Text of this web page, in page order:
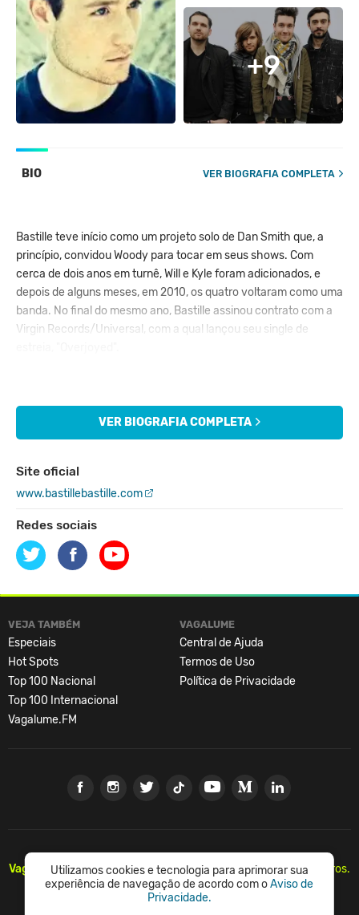
+9
BIO VER BIOGRAFIA COMPLETA
Bastille teve início como um projeto solo de Dan Smith que, a
princípio, convidou Woody para tocar em seus shows. Com
cerca de dois anos em turnê, Will e Kyle foram adicionados, e
depois de alguns meses, em 2010, os quatro voltaram como uma
banda. No final do mesmo ano, Bastille assinou contrato com a
Virgin Records/Universal, com a qual lançou seu single de
aniversário no mesmo dia em que é comemorado o Dia da
Bastilha (Bastille Day). Bastille consiste em:
Vocais, teclados, percussão
Teclados, percussão, baixo, backing vocal
William Farquarson
Chris "Woody" Wood
Bateria, backing vocal
Fonte: www.BastilleBrasil.com
VER BIOGRAFIA COMPLETA
Site oficial
www.bastillebastille.com
Redes sociais
VEJA TAMBÉM
Especiais
Hot Spots
Top 100 Nacional
Top 100 Internacional
Vagalume.FM
VAGALUME
Central de Ajuda
Termos de Uso
Política de Privacidade
Vagalume.Há mais de 20 anos, levando música para os brasileiros.
🇧🇷
Utilizamos cookies e tecnologia para aprimorar sua
experiência de navegação de acordo com oAviso de
Privacidade.